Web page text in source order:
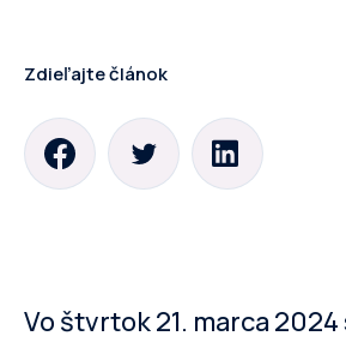
Zdieľajte článok
Vo štvrtok 21. marca 2024